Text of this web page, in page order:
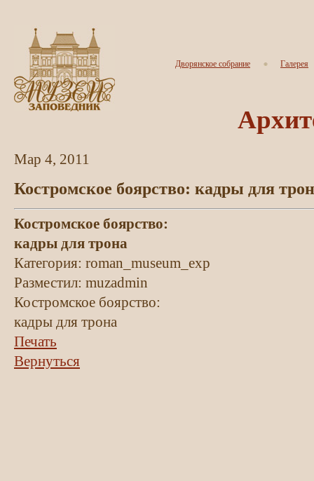
Дворянское собрание Галерея
Мар 4, 2011
Костромское боярство: кадры для
Костромское боярство:
кадры для трона
Категория: roman_museum_exp
Разместил: muzadmin
Костромское боярство:
кадры для трона
Печать
Вернуться